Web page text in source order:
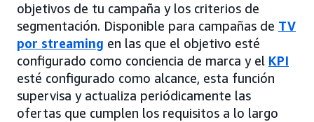
objetivos de tu campaña y los criterios de
segmentación. Disponible para campañas de TV
por streaming en las que el objetivo esté
configurado como conciencia de marca y el KPI
esté configurado como alcance, esta función
supervisa y actualiza periódicamente las
ofertas que cumplen los requisitos a lo largo